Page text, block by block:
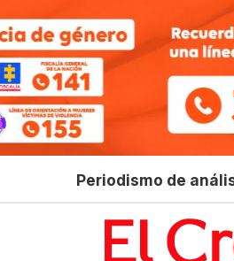
Periodismo de